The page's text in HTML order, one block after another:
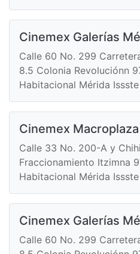
Cinemex Galerías
Calle 60 No. 299
8.5 Colonia Revoluciónn
Habitacional Mérida Issste
Cinemex
Calle 33 No. 200-A y
Fraccionamiento Itzimna
Habitacional Mérida Issste
Cinemex Galerías
Calle 60 No. 299